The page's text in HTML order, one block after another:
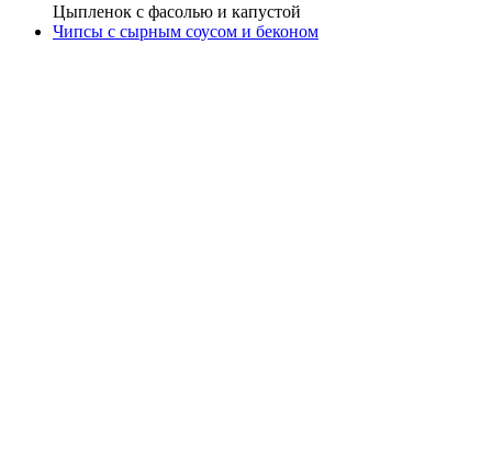
Цыпленок с фасолью и капустой
Чипсы с сырным соусом и беконом